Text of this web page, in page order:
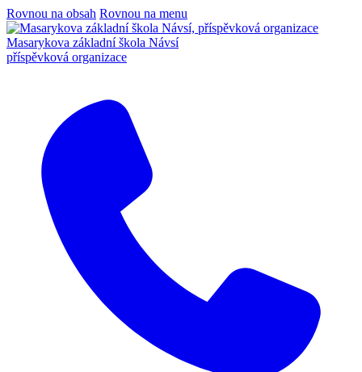
Rovnou na obsah Rovnou na menu
Masarykova základní škola Návsí
příspěvková organizace